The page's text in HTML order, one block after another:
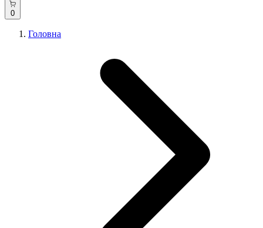
0
Головна